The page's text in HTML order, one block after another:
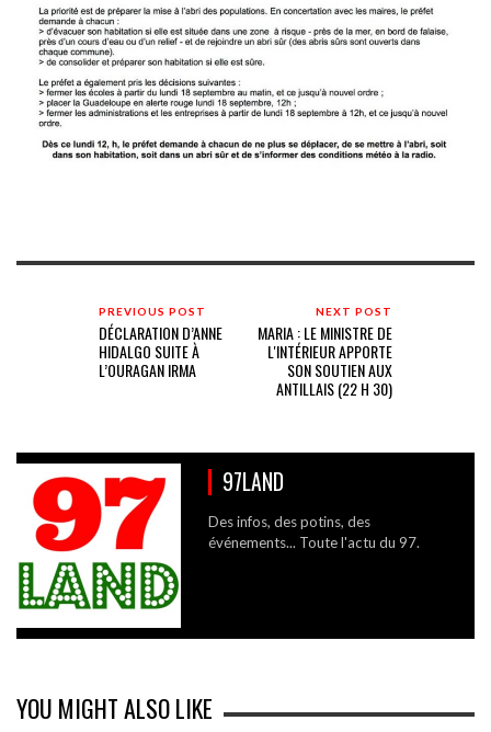
PREVIOUS POST
DÉCLARATION D’ANNE
HIDALGO SUITE À
L’OURAGAN IRMA
NEXT POST
MARIA : LE MINISTRE DE
L'INTÉRIEUR APPORTE
SON SOUTIEN AUX
ANTILLAIS (22 H 30)
97LAND
Des infos, des potins, des
événements... Toute l'actu du 97.
YOU MIGHT ALSO LIKE